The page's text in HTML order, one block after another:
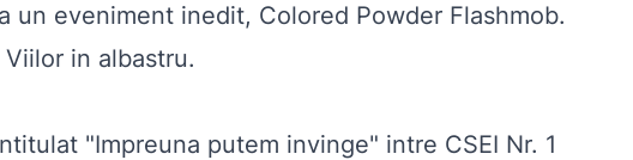
eveniment inedit, Colored Powder Flashmob.
in albastru.
"Impreuna putem invinge" intre CSEI Nr. 1